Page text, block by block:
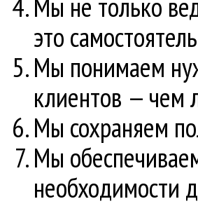
это
Мы понимаем
клиентов — чем
Мы сохраняем
Мы
необходимости